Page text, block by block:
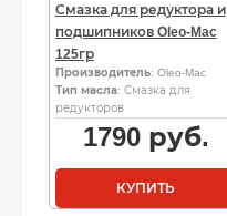
Смазка для редуктора и
подшипников Oleo-Mac
125гр
Производитель: Oleo-Mac
Тип масла: Смазка для
редукторов
1790руб.
КУПИТЬ